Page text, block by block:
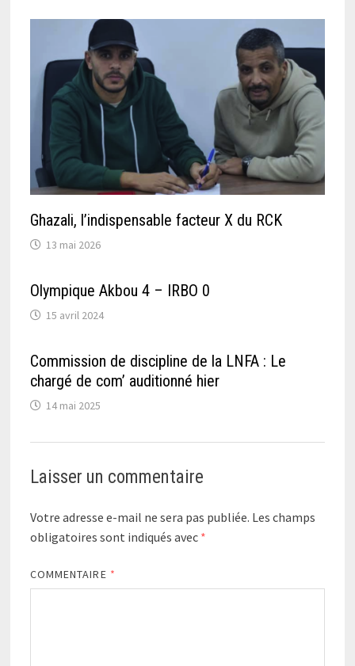
Ghazali, l’indispensable facteur X du RCK
13 mai 2026
Olympique Akbou 4 – IRBO 0
15 avril 2024
Commission de discipline de la LNFA : Le
chargé de com’ auditionné hier
14 mai 2025
Laisser un commentaire
Votre adresse e-mail ne sera pas publiée. Les champs
obligatoires sont indiqués avec *
COMMENTAIRE *